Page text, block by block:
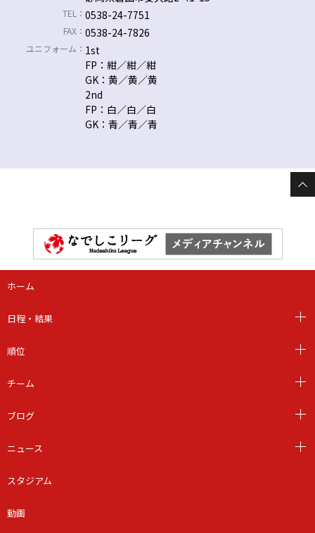
TEL： 0538-24-7751
FAX： 0538-24-7826
ユニフォーム： 1st
FP：紺／紺／紺
GK：黄／黄／黄
2nd
FP：白／白／白
GK：青／青／青
ホーム
日程・結果
順位
チーム
ブログ
ニュース
スタジアム
動画